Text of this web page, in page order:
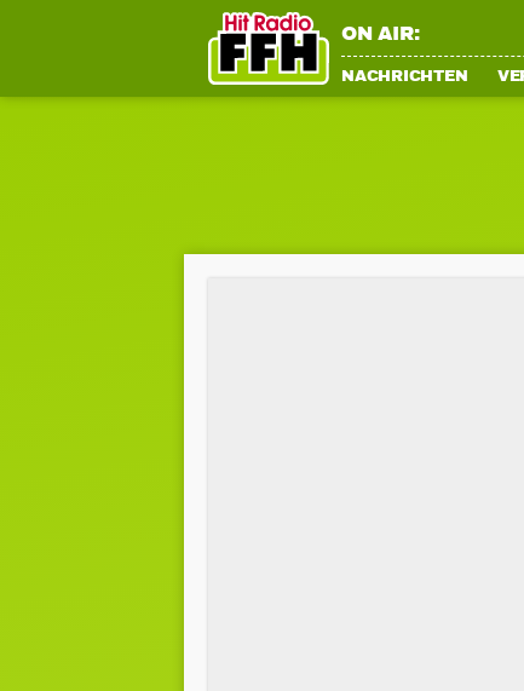
ON AIR:
NACHRICHTEN